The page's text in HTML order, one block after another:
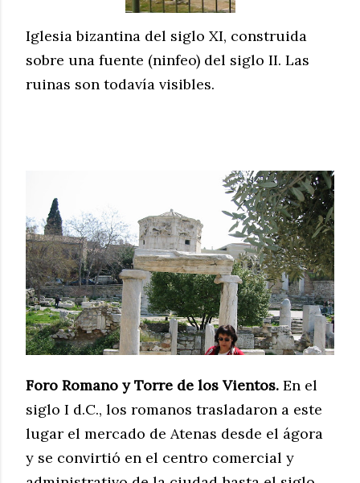
Iglesia bizantina del siglo XI, construida
sobre una fuente (ninfeo) del siglo II. Las
ruinas son todavía visibles.
Foro Romano y Torre de los Vientos. En el
siglo I d.C., los romanos trasladaron a este
lugar el mercado de Atenas desde el ágora
y se convirtió en el centro comercial y